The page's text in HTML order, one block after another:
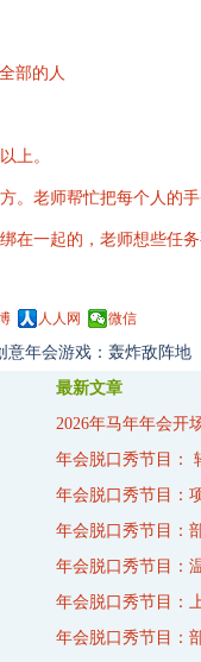
部的人
上。
。老师帮忙把每个人的
在一起的，老师想些任
人人网 微信
意年会游戏：轰炸敌阵地
最新文章
2026年马年年会开
年会脱口秀节目：
年会脱口秀节目：
年会脱口秀节目：
年会脱口秀节目：
年会脱口秀节目：
年会脱口秀节目：